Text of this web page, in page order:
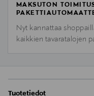
MAKSUTON
Nyt kannattaa
kaikkien tavaratalojen
Tuotetiedot